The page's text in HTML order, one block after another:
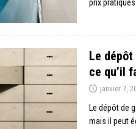
prix
Le
ce qu’il
janvier 7,
Le dépôt de
mais il peut